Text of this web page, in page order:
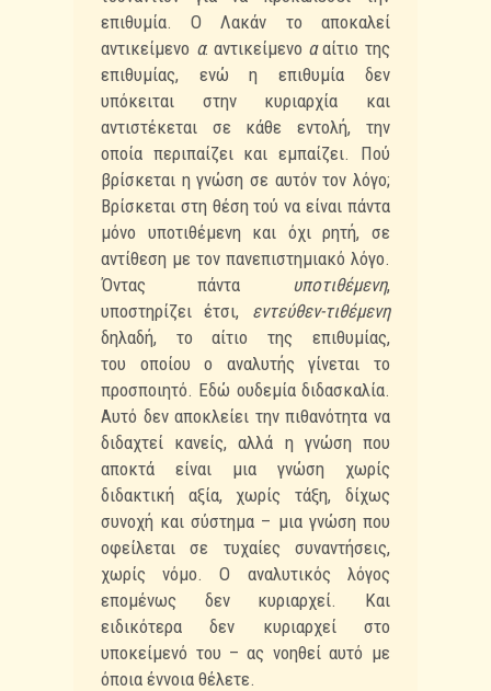
επιθυμία. Ο Λακάν το αποκαλεί
αντικείμενο α: αντικείμενο ααίτιο της
επιθυμίας, ενώ η επιθυμία δεν
υπόκειται στην κυριαρχία και
αντιστέκεται σε κάθε εντολή, την
οποία περιπαίζει και εμπαίζει. Πού
βρίσκεται η γνώση σε αυτόν τον λόγο;
Βρίσκεται στη θέση τού ναείναι πάντα
μόνο υποτιθέμενη και όχι ρητή, σε
αντίθεση με τον πανεπιστημιακό λόγο.
Όνταςπάντα υποτιθέμενη,
υποστηρίζει έτσι, εντεύθεν-τιθέμενη
δηλαδή, το αίτιο της επιθυμίας,
του οποίου ο αναλυτής γίνεται το
προσποιητό. Εδώ ουδεμία διδασκαλία.
Αυτό δεν αποκλείει τηνπιθανότητα να
διδαχτεί κανείς, αλλά η γνώση που
αποκτά είναι μια γνώση χωρίς
διδακτική αξία,χωρίς τάξη, δίχως
συνοχή και σύστημα – μια γνώση που
οφείλεται σε τυχαίες συναντήσεις,
χωρίςνόμο. Ο αναλυτικός λόγος
επομένως δεν κυριαρχεί. Και
ειδικότερα δεν κυριαρχεί στο
υποκείμενό του – ας νοηθεί αυτό με
όποια έννοια θέλετε.